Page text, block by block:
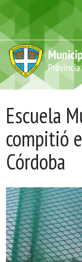
Escuela
compitió
Córdoba